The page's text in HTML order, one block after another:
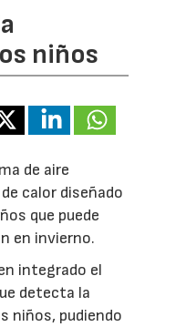
niños
de aire
calor diseñado
que puede
en invierno.
integrado el
detecta la
niños, pudiendo